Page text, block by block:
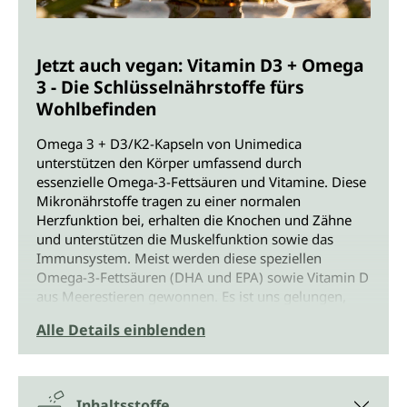
Jetzt auch vegan: Vitamin D3 + Omega
3 - Die Schlüsselnährstoffe fürs
Wohlbefinden
Omega 3 + D3/K2-Kapseln von Unimedica
unterstützen den Körper umfassend durch
essenzielle Omega-3-Fettsäuren und Vitamine. Diese
Mikronährstoffe tragen zu einer normalen
Herzfunktion bei, erhalten die Knochen und Zähne
und unterstützen die Muskelfunktion sowie das
Immunsystem. Meist werden diese speziellen
Omega-3-Fettsäuren (DHA und EPA) sowie Vitamin D
aus Meerestieren gewonnen. Es ist uns gelungen,
wertvollen Nährstoffe zur Verfügung stellen zu
können. Dabei spielt die Mikroalge Schizochytrium
sp. eine entscheidende Rolle, ebenso wie die
pflanzliche Gelatine, die die wertvollen Inhaltsstoffe
Alle Details einblenden